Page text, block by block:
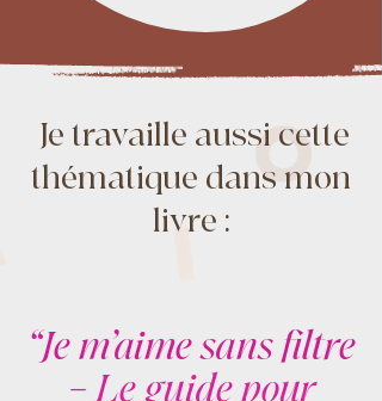
Je travaille aussi cette
thématique dans mon
livre :
“Je m’aime sans filtre
– Le guide pour